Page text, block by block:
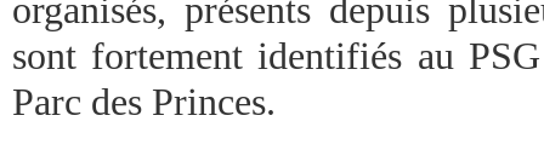
organisés, présents depuis
sont fortement identifiés au
Parc des Princes.